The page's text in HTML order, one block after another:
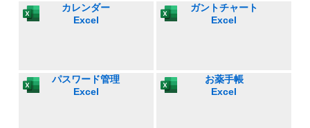
カレンダー
Excel
ガントチャート
Excel
パスワード管理
Excel
お薬手帳
Excel